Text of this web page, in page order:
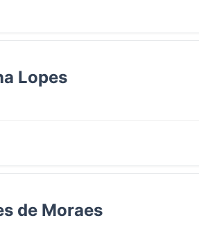
Lopes
de Moraes